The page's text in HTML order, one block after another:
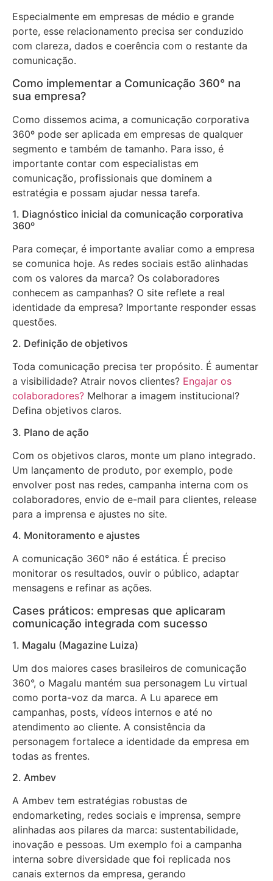
Especialmente em empresas de médio e grande
porte, esse relacionamento precisa ser conduzido
com clareza, dados e coerência com o restante da
comunicação.
Como implementar a Comunicação 360° na
sua empresa?
Como dissemos acima, a comunicação corporativa
360º pode ser aplicada em empresas de qualquer
segmento e também de tamanho. Para isso, é
importante contar com especialistas em
comunicação, profissionais que dominem a
estratégia e possam ajudar nessa tarefa.
1. Diagnóstico inicial da comunicação corporativa
360º
Para começar, é importante avaliar como a empresa
se comunica hoje. As redes sociais estão alinhadas
com os valores da marca? Os colaboradores
conhecem as campanhas? O site reflete a real
identidade da empresa? Importante responder essas
questões.
2. Definição de objetivos
Toda comunicação precisa ter propósito. É aumentar
a visibilidade? Atrair novos clientes? Engajar os
colaboradores? Melhorar a imagem institucional?
Defina objetivos claros.
3. Plano de ação
Com os objetivos claros, monte um plano integrado.
Um lançamento de produto, por exemplo, pode
envolver post nas redes, campanha interna com os
colaboradores, envio de e-mail para clientes, release
para a imprensa e ajustes no site.
4. Monitoramento e ajustes
A comunicação 360° não é estática. É preciso
monitorar os resultados, ouvir o público, adaptar
mensagens e refinar as ações.
Cases práticos: empresas que aplicaram
comunicação integrada com sucesso
1. Magalu (Magazine Luiza)
Um dos maiores cases brasileiros de comunicação
360°, o Magalu mantém sua personagem Lu virtual
como porta-voz da marca. A Lu aparece em
campanhas, posts, vídeos internos e até no
atendimento ao cliente. A consistência da
personagem fortalece a identidade da empresa em
todas as frentes.
2. Ambev
A Ambev tem estratégias robustas de
endomarketing, redes sociais e imprensa, sempre
alinhadas aos pilares da marca: sustentabilidade,
inovação e pessoas. Um exemplo foi a campanha
interna sobre diversidade que foi replicada nos
canais externos da empresa, gerando